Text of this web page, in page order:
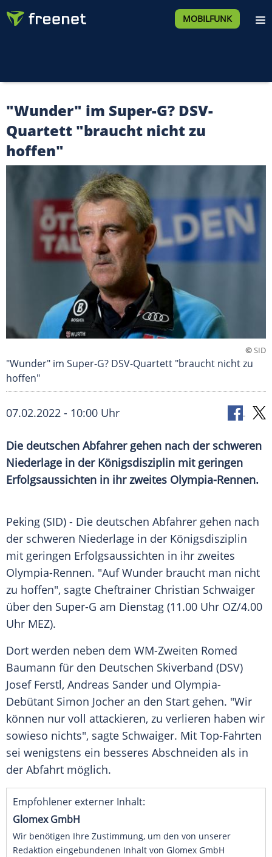
MOBILFUNK
"Wunder" im Super-G? DSV-
Quartett "braucht nicht zu
hoffen"
©SID
"Wunder" im Super-G? DSV-Quartett "braucht nicht zu
hoffen"
07.02.2022 - 10:00 Uhr
Die deutschen Abfahrer gehen nach der schweren
Niederlage in der Königsdisziplin mit geringen
Erfolgsaussichten in ihr zweites Olympia-Rennen.
Peking (SID) - Die deutschen Abfahrer gehen nach
der schweren Niederlage in der Königsdisziplin
mit geringen Erfolgsaussichten in ihr zweites
Olympia-Rennen. "AufWunder braucht man nicht
zu hoffen", sagte Cheftrainer Christian Schwaiger
über den Super-G am Dienstag (11.00 Uhr OZ/4.00
Uhr MEZ).
Dort werden neben dem WM-Zweiten Romed
Baumann für den Deutschen Skiverband (DSV)
Josef Ferstl, Andreas Sander und Olympia-
Debütant Simon Jocher an den Start gehen. "Wir
können nur voll attackieren, zu verlieren haben wir
sowieso nichts", sagte Schwaiger. Mit Top-Fahrten
sei wenigstens ein besseres Abschneiden als in
der Abfahrt möglich.
Empfohlener externer Inhalt:
Glomex GmbH
Wir benötigen Ihre Zustimmung, um den von unserer
Redaktion eingebundenen Inhalt von Glomex GmbH